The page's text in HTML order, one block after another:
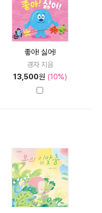
좋아! 싫어!
경자 지음
13,500원 (10%)